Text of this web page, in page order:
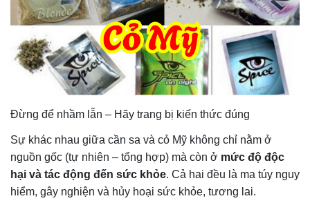
Đừng để nhầm lẫn – Hãy trang bị kiến thức đúng
Sự khác nhau giữa cần sa và cỏ Mỹ không chỉ nằm ở
nguồn gốc (tự nhiên – tổng hợp) mà còn ở mức độ độc
hại và tác động đến sức khỏe. Cả hai đều là ma túy nguy
hiểm, gây nghiện và hủy hoại sức khỏe, tương lai.